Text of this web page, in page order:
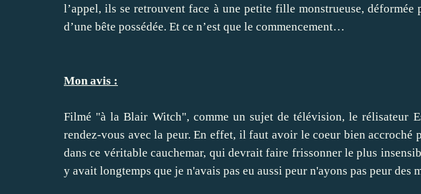
l’appel, ils se retrouvent face à une petite fille monstrueuse, déformée
d’une bête possédée. Et ce n’est que le commencement…
Mon avis :
Filmé "à la Blair Witch", comme un sujet de télévision, le rélisateur
rendez-vous avec la peur. En effet, il faut avoir le coeur bien accroché
dans ce véritable cauchemar, qui devrait faire frissonner le plus
y avait longtemps que je n'avais pas eu aussi peur n'ayons pas peur des